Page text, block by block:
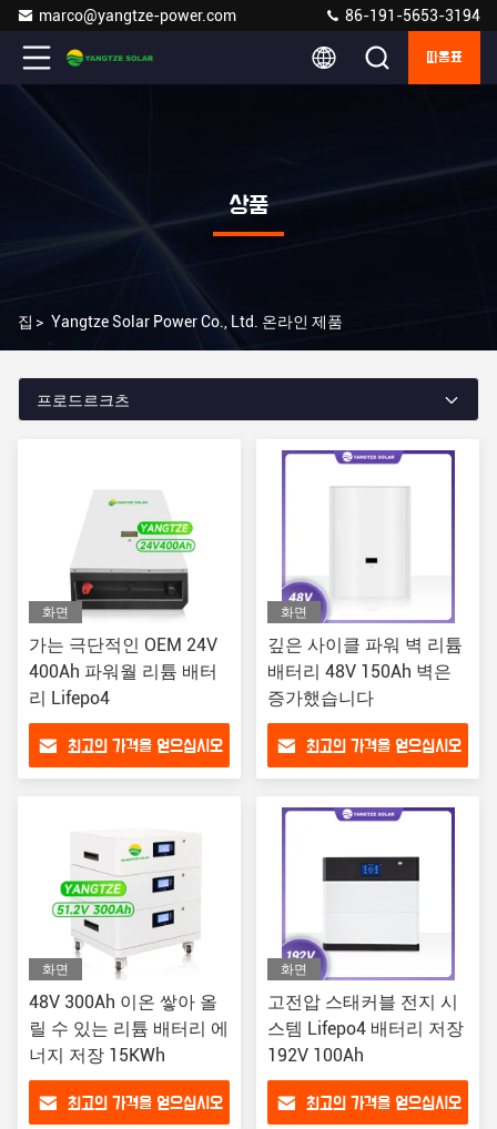
marco@yangtze-power.com 86-191-5653-3194
따옴표
상품
집 > Yangtze Solar Power Co., Ltd. 온라인 제품
프로드르크츠
화면
가는 극단적인 OEM 24V
400Ah 파워월 리튬 배터
리 Lifepo4
최고의 가격을 얻으십시오
화면
깊은 사이클 파워 벽 리튬
배터리 48V 150Ah 벽은
증가했습니다
최고의 가격을 얻으십시오
화면
48V 300Ah 이온 쌓아 올
릴 수 있는 리튬 배터리 에
너지 저장 15KWh
최고의 가격을 얻으십시오
화면
고전압 스태커블 전지 시
스템 Lifepo4 배터리 저장
192V 100Ah
최고의 가격을 얻으십시오